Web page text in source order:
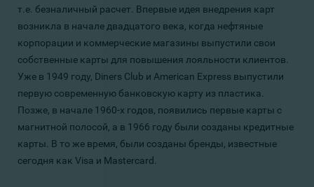
т.е. безналичный расчет. Впервые идея внедрения карт
возникла в начале двадцатого века, когда нефтяные
корпорации и коммерческие магазины выпустили свои
собственные карты для повышения лояльности клиентов.
Уже в 1949 году, Diners Club и American Express выпустили
первую современную банковскую карту из пластика.
Позже, в начале 1960-х годов, появились первые карты с
магнитной полосой, а в 1966 году были созданы кредитные
карты. В то же время, были созданы бренды, известные
сегодня как Visa и Mastercard.